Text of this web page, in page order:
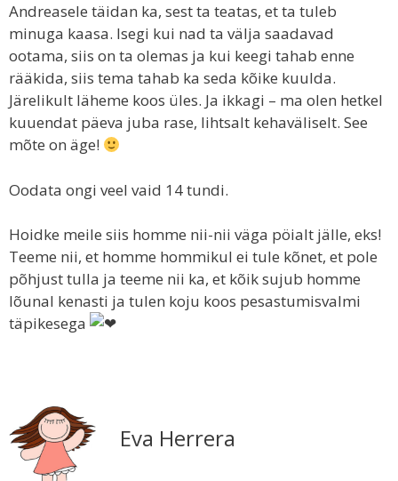
Andreasele täidan ka, sest ta teatas, et ta tuleb
minuga kaasa. Isegi kui nad ta välja saadavad
ootama, siis on ta olemas ja kui keegi tahab enne
rääkida, siis tema tahab ka seda kõike kuulda.
Järelikult läheme koos üles. Ja ikkagi – ma olen hetkel
kuuendat päeva juba rase, lihtsalt kehaväliselt. See
mõte on äge!
Oodata ongi veel vaid 14 tundi.
Hoidke meile siis homme nii-nii väga pöialt jälle, eks!
Teeme nii, et homme hommikul ei tule kõnet, et pole
põhjust tulla ja teeme nii ka, et kõik sujub homme
lõunal kenasti ja tulen koju koos pesastumisvalmi
täpikesega
Eva Herrera